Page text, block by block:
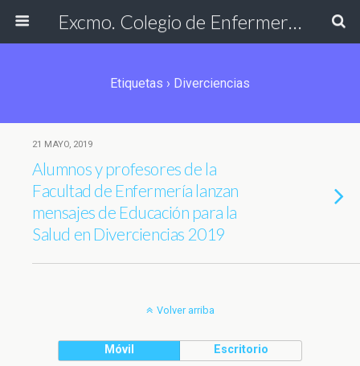
Excmo. Colegio de Enfermería de Cádiz
Etiquetas › Diverciencias
21 MAYO, 2019
Alumnos y profesores de la
Facultad de Enfermería lanzan
mensajes de Educación para la
Salud en Diverciencias 2019
Volver arriba
Móvil Escritorio